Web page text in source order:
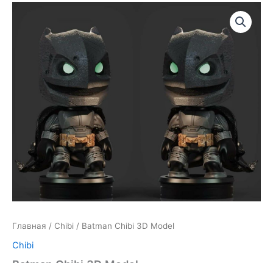
Главная / Chibi / Batman Chibi 3D Model
Chibi